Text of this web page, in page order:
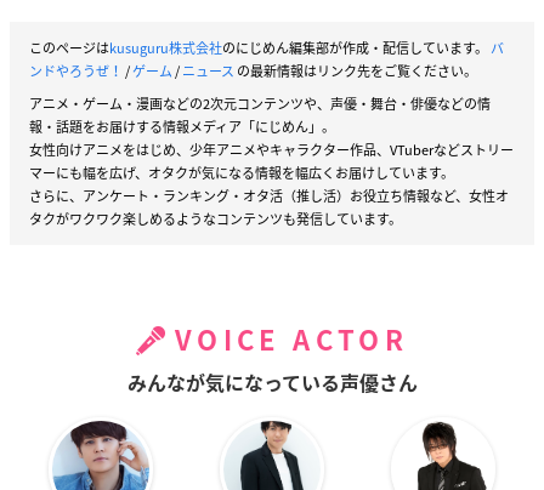
このページはkusuguru株式会社のにじめん編集部が作成・配信しています。 バ
ンドやろうぜ！ /ゲーム/ニュース の最新情報はリンク先をご覧ください。
アニメ・ゲーム・漫画などの2次元コンテンツや、声優・舞台・俳優などの情
報・話題をお届けする情報メディア「にじめん」。
女性向けアニメをはじめ、少年アニメやキャラクター作品、VTuberなどストリー
マーにも幅を広げ、オタクが気になる情報を幅広くお届けしています。
さらに、アンケート・ランキング・オタ活（推し活）お役立ち情報など、女性オ
タクがワクワク楽しめるようなコンテンツも発信しています。
VOICE ACTOR
みんなが気になっている声優さん